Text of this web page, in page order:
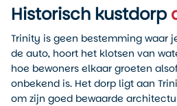
Historisch kustdorp
Trinity is geen bestemming waar
de auto, hoort het klotsen van
hoe bewoners elkaar groeten
onbekend is. Het dorp ligt aan
om zijn goed bewaarde